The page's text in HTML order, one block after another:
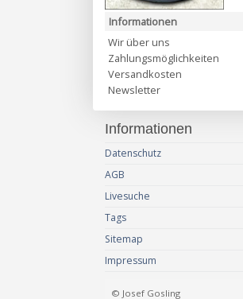
Informationen
Wir über uns
Zahlungsmöglichkeiten
Versandkosten
Newsletter
Informationen
Datenschutz
AGB
Livesuche
Tags
Sitemap
Impressum
© Josef Gosling